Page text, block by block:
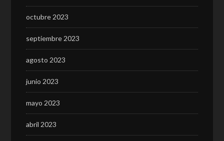
octubre 2023
septiembre 2023
agosto 2023
junio 2023
mayo 2023
abril 2023